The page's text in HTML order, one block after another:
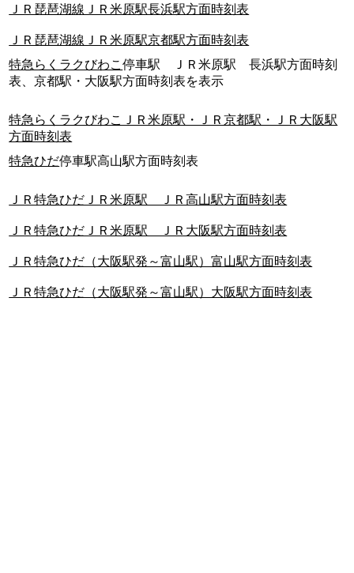
ＪＲ琵琶湖線ＪＲ米原駅長浜駅方面時刻表
ＪＲ琵琶湖線ＪＲ米原駅京都駅方面時刻表
特急らくラクびわこ停車駅 ＪＲ米原駅 長浜駅方面時刻
表、京都駅・大阪駅方面時刻表を表示
特急らくラクびわこＪＲ米原駅・ＪＲ京都駅・ＪＲ大阪駅
方面時刻表
特急ひだ停車駅高山駅方面時刻表
ＪＲ特急ひだＪＲ米原駅 ＪＲ高山駅方面時刻表
ＪＲ特急ひだＪＲ米原駅 ＪＲ大阪駅方面時刻表
ＪＲ特急ひだ（大阪駅発～富山駅）富山駅方面時刻表
ＪＲ特急ひだ（大阪駅発～富山駅）大阪駅方面時刻表